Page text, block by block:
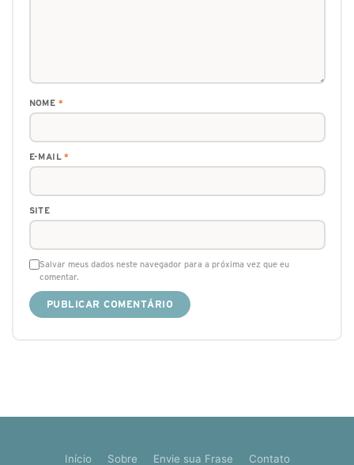
NOME *
E-MAIL*
SITE
Salvar meus dados neste navegador para a próxima vez que eu
comentar.
Início Sobre Envie sua Frase Contato